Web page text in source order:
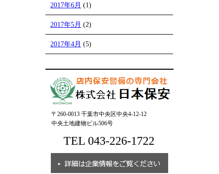
2017年6月 (1)
2017年5月 (2)
2017年4月 (5)
〒260-0013 千葉市中央区中央4-12-12
中央土地建物ビル506号
TEL 043-226-1722